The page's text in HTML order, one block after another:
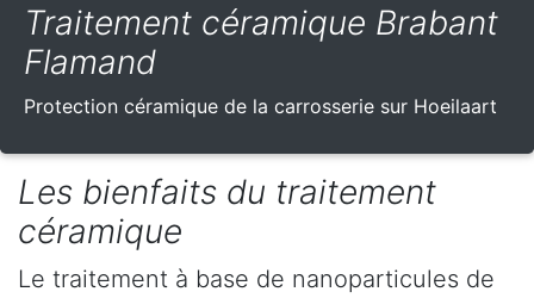
Traitement céramique Brabant
Flamand
Protection céramique de la carrosserie sur Hoeilaart
Les bienfaits du traitement
céramique
Le traitement à base de nanoparticules de